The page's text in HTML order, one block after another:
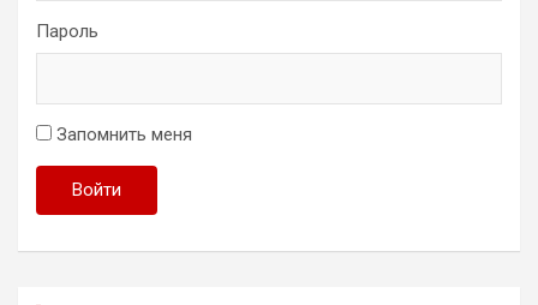
Пароль
Запомнить меня
Войти